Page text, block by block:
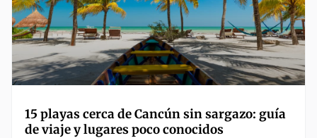
15 playas cerca de Cancún sin sargazo: guía
de viaje y lugares poco conocidos